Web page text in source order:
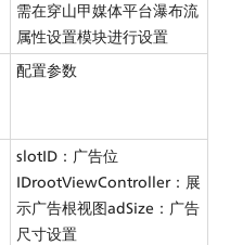
需在穿山甲媒体平台瀑布流
属性设置模块进行设置
配置参数
slotID：广告位
IDrootViewController：展
示广告根视图adSize：广告
尺寸设置